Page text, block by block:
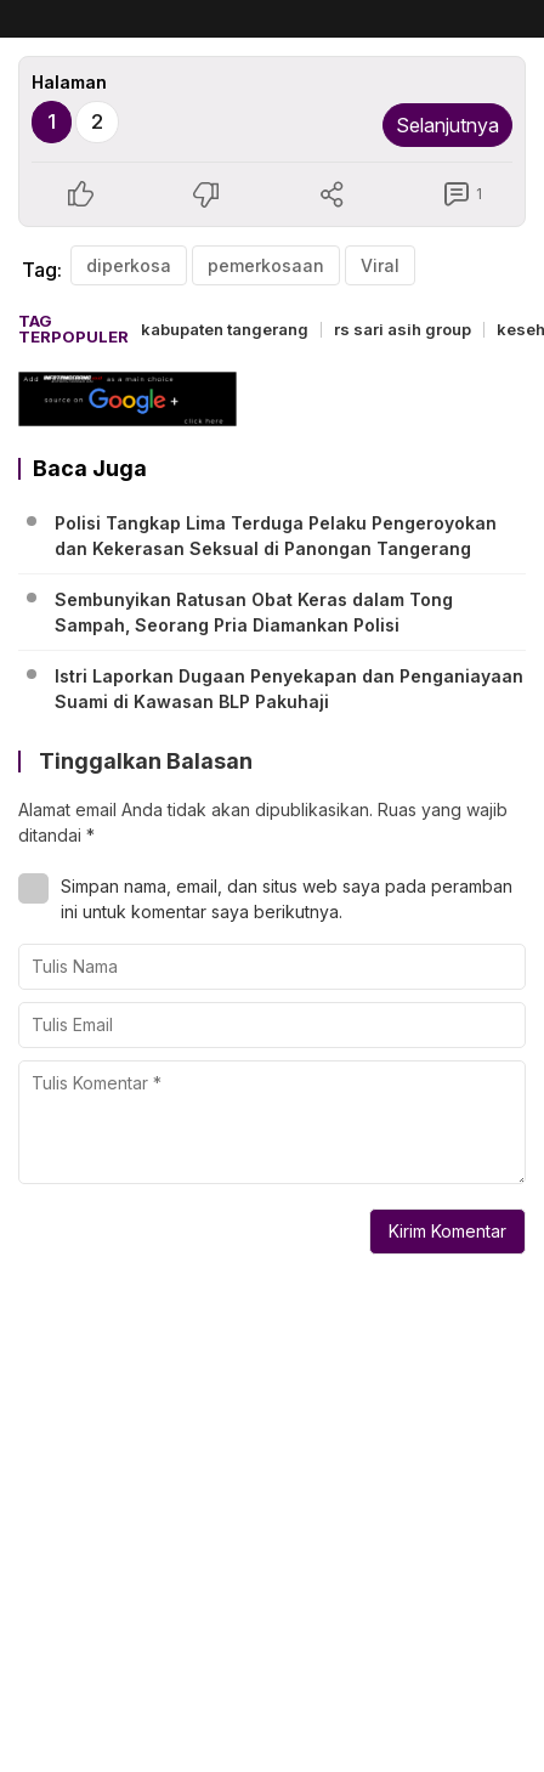
Halaman
1 2 Selanjutnya
1
Tag: diperkosa pemerkosaan Viral
TAG
TERPOPULER
kabupaten tangerang rs sari asih group
Baca Juga
Polisi Tangkap Lima Terduga Pelaku Pengeroyokan
dan Kekerasan Seksual di Panongan Tangerang
Sembunyikan Ratusan Obat Keras dalam Tong
Sampah, Seorang Pria Diamankan Polisi
Istri Laporkan Dugaan Penyekapan dan Penganiayaan
Suami di Kawasan BLP Pakuhaji
Tinggalkan Balasan
Alamat email Anda tidak akan dipublikasikan. Ruas yang wajib
ditandai *
Simpan nama, email, dan situs web saya pada peramban
ini untuk komentar saya berikutnya.